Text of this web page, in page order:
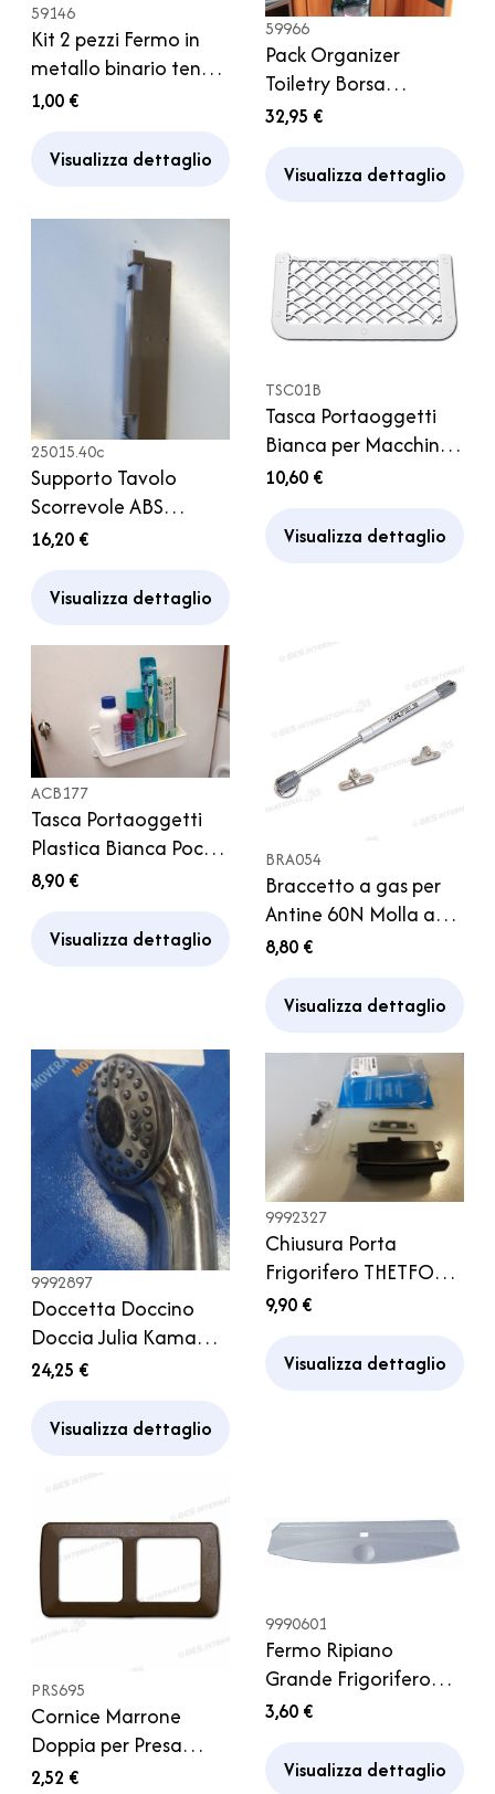
59146
Kit 2 pezzi Fermo in
metallo binario tenda
camper
1,00 €
Visualizza dettaglio
59966
Pack Organizer
Toiletry Borsa
Portaoggetti Bagno
Caravan
32,95 €
Visualizza dettaglio
25015.40c
Supporto Tavolo
Scorrevole ABS
Traslatore grigio
16,20 €
Visualizza dettaglio
TSC01B
Tasca Portaoggetti
Bianca per Macchina
Camper Caravan
Cabina
10,60 €
Visualizza dettaglio
ACB177
Tasca Portaoggetti
Plastica Bianca Pocket
M Fiamma Camper
Cucina
8,90 €
Visualizza dettaglio
BRA054
Braccetto a gas per
Antine 60N Molla a
8,80 €
Visualizza dettaglio
9992897
Doccetta Doccino
Doccia Julia Kama
Ricambio Camper
24,25 €
Visualizza dettaglio
9992327
Chiusura Porta
Frigorifero THETFORD
N90 N97 N104 nero
9,90 €
Visualizza dettaglio
PRS695
Cornice Marrone
Doppia per Presa
GalaXL Caravan
2,52 €
9990601
Fermo Ripiano
Grande Frigorifero
Thetford
3,60 €
Visualizza dettaglio